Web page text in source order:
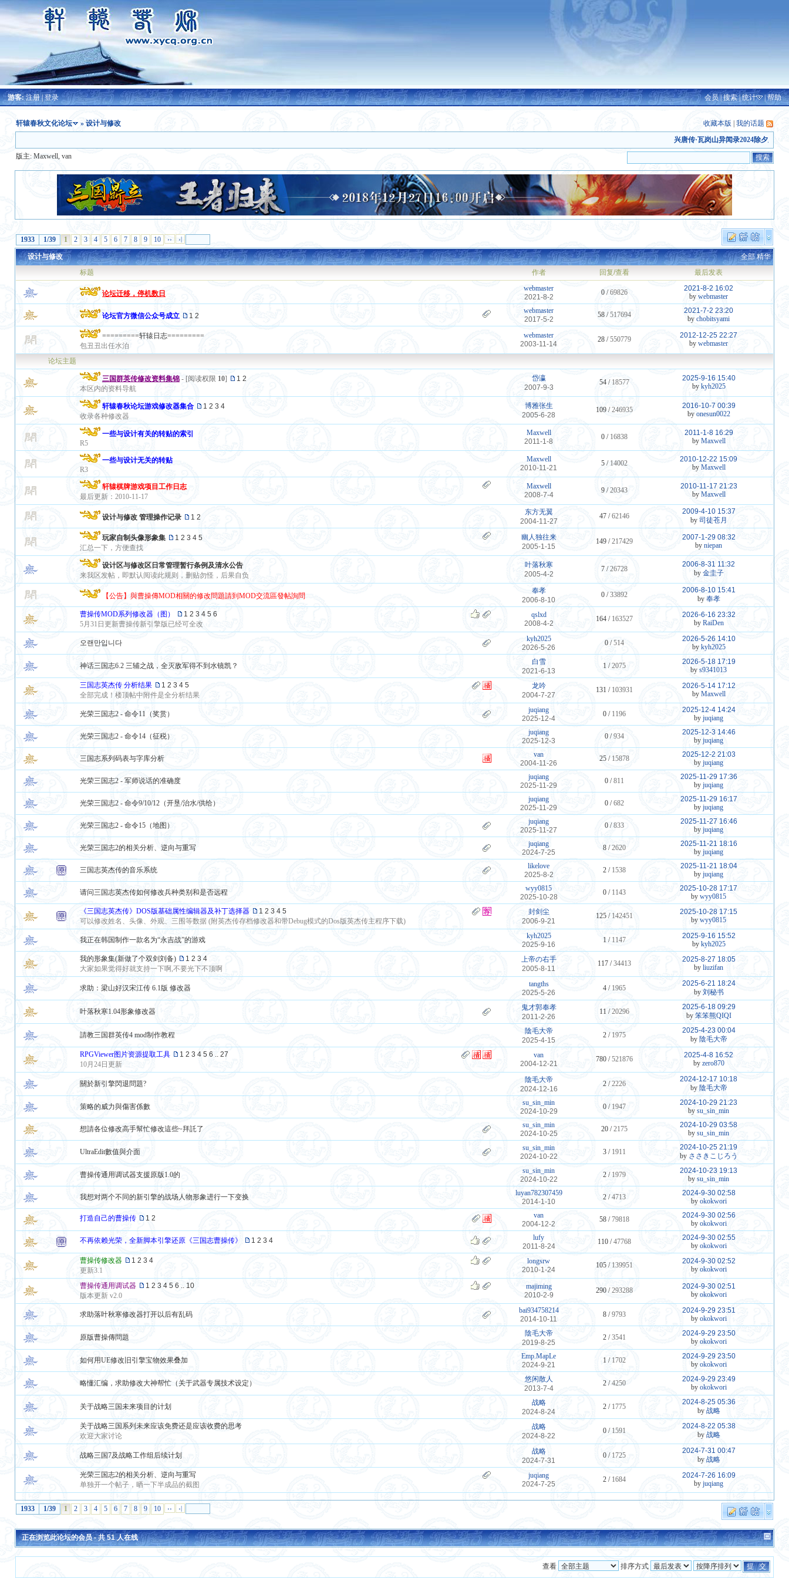
游客:注册|登录 会员|搜索|统计 |帮助
收藏本版 |我的话题
轩辕春秋文化论坛
» 设计与修改
兴唐传·瓦岗山异闻录2024除夕版发布
版主: Maxwell, van
1933 1/39 1 2 3 4 5 6 7 8 9 10 ›› ›|
设计与修改 全部 精华
标题
作者 回复/查看 最后发表
论坛迁移，停机数日
webmaster
2021-8-2
0 /69826
2021-8-2 16:02
bywebmaster
论坛官方微信公众号成立 1 2
webmaster
2017-5-2
58 /517694
2021-7-2 23:20
bychobitsyami
=========轩辕日志=========
包丑丑出任水泊
webmaster
2003-11-14
28 /550779
2012-12-25 22:27
bywebmaster
论坛主题
三国群英传修改资料集锦- [阅读权限 10] 1 2
本区内的资料导航
岱瀛
2007-9-3
54 / 18577
2025-9-16 15:40
by kyh2025
轩辕春秋论坛游戏修改器集合 1 2 3 4
收录各种修改器
博雅张生
2005-6-28
109 /246935
2016-10-7 00:39
by onesun0022
一些与设计有关的转贴的索引
R5
Maxwell
2011-1-8
0 / 16838
2011-1-8 16:29
by Maxwell
一些与设计无关的转贴
R3
Maxwell
2010-11-21
5 / 14002
2010-12-22 15:09
by Maxwell
轩辕棋牌游戏项目工作日志
最后更新：2010-11-17
Maxwell
2008-7-4
9 /20343
2010-11-17 21:23
by Maxwell
设计与修改 管理操作记录 1 2
东方无翼
2004-11-27
47 /62146
2009-4-10 15:37
by 司徒苍月
玩家自制头像形象集 1 2 3 4 5
汇总一下，方便查找
幽人独往来
2005-1-15
149 /217429
2007-1-29 08:32
byniepan
设计区与修改区日常管理暂行条例及清水公告
来我区发帖，即默认阅读此规则，删贴勿怪，后果自负
叶落秋寒
2005-4-2
7 /26728
2006-8-31 11:32
by 金圭子
【公告】與曹操傳MOD相關的修改問題請到MOD交流區發帖詢問
奉孝
2006-8-10
0 /33892
2006-8-10 15:41
by 奉孝
曹操传MOD系列修改器（图）
1 2 3 4 5 6
5月31日更新曹操传新引擎版已经可全改
qslxd
2008-4-2
164 / 163527
2026-6-16 23:32
by RaiDen
오랜만입니다
kyh2025
2026-5-26
0 /514
2026-5-26 14:10
by kyh2025
神话三国志6.2 三辅之战，全灭敌军得不到水镜凯？
白雪
2021-6-13
1 /2075
2026-5-18 17:19
bys9341013
三国志英杰传 分析结果
1 2 3 4 5
全部完成！楼顶帖中附件是全分析结果
龙吟
2004-7-27
131 / 103931
2026-5-14 17:12
by Maxwell
光荣三国志2 - 命令11（奖赏）
juqiang
2025-12-4
0 / 1196
2025-12-4 14:24
byjuqiang
光荣三国志2 - 命令14（征税）
juqiang
2025-12-3
0 /934
2025-12-3 14:46
byjuqiang
三国志系列码表与字库分析
van
2004-11-26
25 / 15878
2025-12-2 21:03
byjuqiang
光荣三国志2 - 军师说话的准确度
juqiang
2025-11-29
0 /811
2025-11-29 17:36
byjuqiang
光荣三国志2 - 命令9/10/12（开垦/治水/供给）
juqiang
2025-11-29
0 /682
2025-11-29 16:17
byjuqiang
光荣三国志2 - 命令15（地图）
juqiang
2025-11-27
0 /833
2025-11-27 16:46
byjuqiang
光荣三国志2的相关分析、逆向与重写
juqiang
2024-7-25
8 /2620
2025-11-21 18:16
byjuqiang
三国志英杰传的音乐系统
likelove
2025-8-2
2 / 1538
2025-11-21 18:04
byjuqiang
请问三国志英杰传如何修改兵种类别和是否远程
wyy0815
2025-10-28
0 / 1143
2025-10-28 17:17
bywyy0815
《三国志英杰传》DOS版基础属性编辑器及补丁选择器
1 2 3 4 5
可以修改姓名、头像、外观、三围等数据 (附英杰传存档修改器和带Debug模式的Dos版英杰传主程序下载)
封剑尘
2006-9-21
125 / 142451
2025-10-28 17:15
bywyy0815
我正在韩国制作一款名为“永吉战”的游戏
kyh2025
2025-9-16
1 / 1147
2025-9-16 15:52
by kyh2025
我的形象集(新做了个双剑刘备)
1 2 3 4
大家如果觉得好就支持一下啊,不要光下不顶啊
上帝の右手
2005-8-11
117 /34413
2025-8-27 18:05
byliuzifan
求助：梁山好汉宋江传 6.1版 修改器
tangths
2025-5-26
4 / 1965
2025-6-21 18:24
by 刘秘书
叶落秋寒1.04形象修改器
鬼才郭奉孝
2011-2-26
11 /20296
2025-6-18 09:29
by 笨笨熊QIQI
請教三国群英传4 mod制作教程
陰毛大帝
2025-4-15
2 / 1975
2025-4-23 00:04
by 陰毛大帝
RPGViewer图片资源提取工具
1 2 3 4 5 6 .. 27
10月24日更新
van
2004-12-21
780 /521876
2025-4-8 16:52
by zero870
關於新引擎閃退問題?
陰毛大帝
2024-12-16
2 /2226
2024-12-17 10:18
by 陰毛大帝
策略的威力與傷害係數
su_sin_min
2024-10-29
0 / 1947
2024-10-29 21:23
bysu_sin_min
想請各位修改高手幫忙修改這些~拜託了
su_sin_min
2024-10-25
20 /2175
2024-10-29 03:58
bysu_sin_min
UltraEdit數值與介面
su_sin_min
2024-10-22
3 / 1911
2024-10-25 21:19
by ささきこじろう
曹操传通用调试器支援原版1.0的
su_sin_min
2024-10-22
2 / 1979
2024-10-23 19:13
bysu_sin_min
我想对两个不同的新引擎的战场人物形象进行一下变换
luyan782307459
2014-1-10
2 /4713
2024-9-30 02:58
by okokwori
打造自己的曹操传 1 2
van
2004-12-2
58 /79818
2024-9-30 02:56
by okokwori
不再依赖光荣，全新脚本引擎还原《三国志曹操传》 1 2 3 4
lufy
2011-8-24
110 /47768
2024-9-30 02:55
by okokwori
曹操传修改器
1 2 3 4
更新3.1
longsrw
2010-1-24
105 / 139951
2024-9-30 02:52
by okokwori
曹操传通用调试器
1 2 3 4 5 6.. 10
版本更新 v2.0
majiming
2010-2-9
290 /293288
2024-9-30 02:51
by okokwori
求助落叶秋寒修改器打开以后有乱码
bai934758214
2014-10-11
8 /9793
2024-9-29 23:51
by okokwori
原版曹操傳問題
陰毛大帝
2019-8-25
2 /3541
2024-9-29 23:50
by okokwori
如何用UE修改旧引擎宝物效果叠加
Emp.MapLe
2024-9-21
1 / 1702
2024-9-29 23:50
by okokwori
略懂汇编，求助修改大神帮忙（关于武器专属技术设定）
悠闲散人
2013-7-4
2 /4250
2024-9-29 23:49
by okokwori
关于战略三国未来项目的计划
战略
2024-8-24
2 / 1775
2024-8-25 05:36
by 战略
关于战略三国系列未来应该免费还是应该收费的思考
欢迎大家讨论
战略
2024-8-22
0 / 1591
2024-8-22 05:38
by 战略
战略三国7及战略工作组后续计划
战略
2024-7-31
0 / 1725
2024-7-31 00:47
by 战略
光荣三国志2的相关分析、逆向与重写
单独开一个帖子，晒一下半成品的截图
juqiang
2024-7-25
2 / 1684
2024-7-26 16:09
byjuqiang
1933 1/39 1 2 3 4 5 6 7 8 9 10 ›› ›|
正在浏览此论坛的会员 - 共51人在线
查看 排序方式